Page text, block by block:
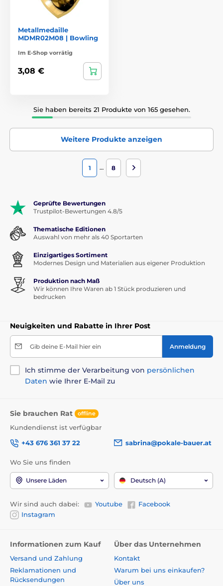
Metallmedaille
MDMR02M08 | Bowling
Im E-Shop vorrätig
3,08 €
Sie haben bereits 21 Produkte von 165 gesehen.
Weitere Produkte anzeigen
1 … 8
Geprüfte Bewertungen
Trustpilot-Bewertungen 4.8/5
Thematische Editionen
Auswahl von mehr als 40 Sportarten
Einzigartiges Sortiment
Modernes Design und Materialien aus eigener Produktion
Produktion nach Maß
Wir können Ihre Waren ab 1 Stück produzieren und
bedrucken
Neuigkeiten und Rabatte in Ihrer Post
Gib deine E-Mail hier ein Anmeldung
Ich stimme der Verarbeitung von persönlichen
Daten wie Ihrer E-Mail zu
Sie brauchen Rat offline
Kundendienst ist verfügbar
+43 676 361 37 22
sabrina@pokale-bauer.at
Wo Sie uns finden
Unsere Läden Deutsch (A)
Wir sind auch dabei: Youtube
Facebook
Instagram
Informationen zum Kauf
Versand und Zahlung
Reklamationen und
Rücksendungen
Über das Unternehmen
Kontakt
Warum bei uns einkaufen?
Über uns